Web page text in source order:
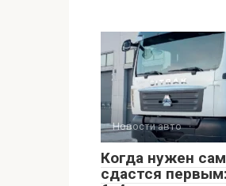
Новости авто
Когда нужен
сдастся